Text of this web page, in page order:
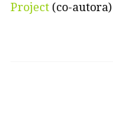
Project (co-autora)